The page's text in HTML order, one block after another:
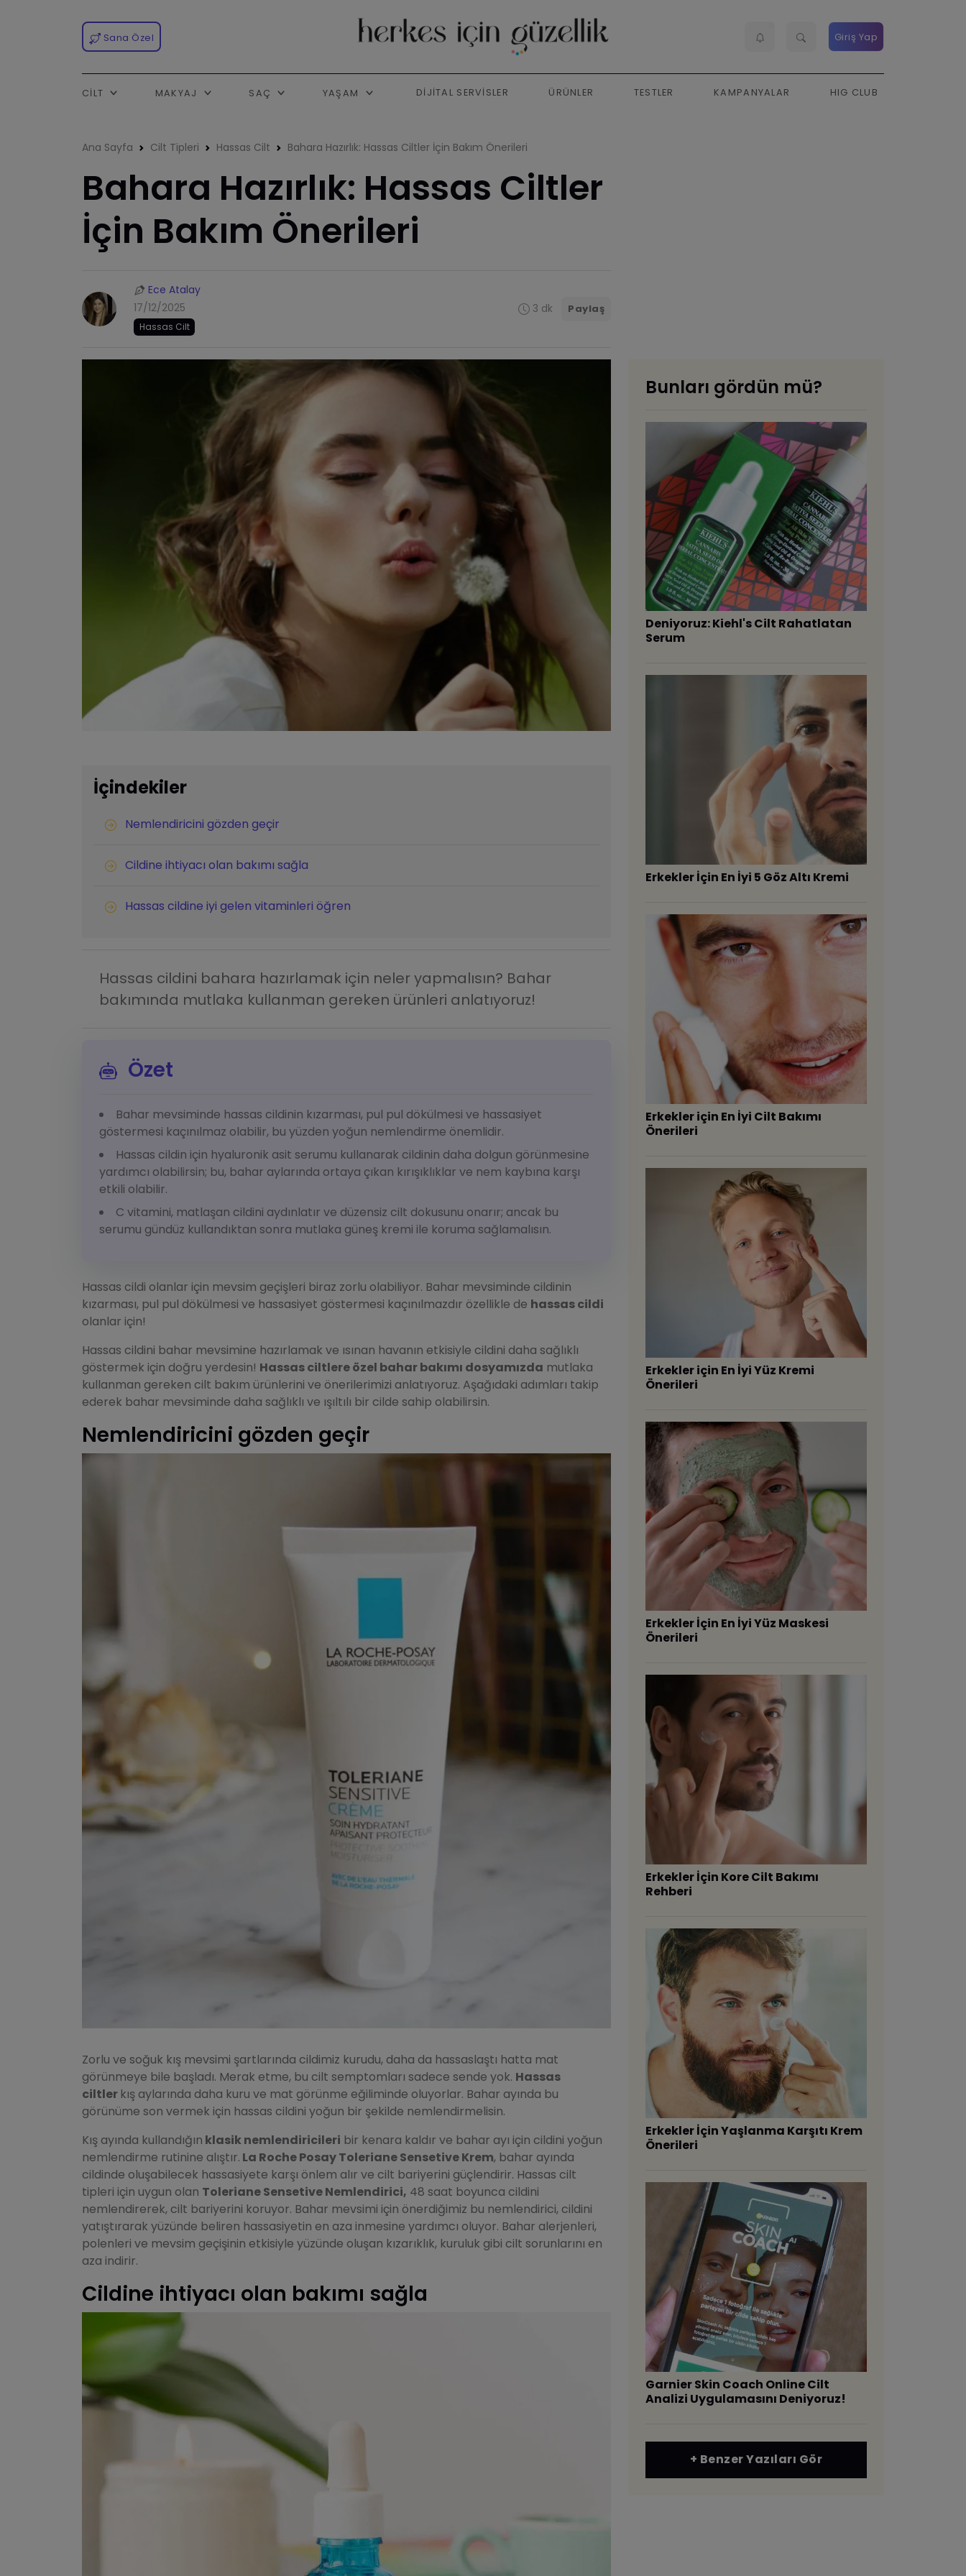
Sana Özel Giriş Yap
CILT MAKYAJ SAÇ YAŞAM DIJITAL SERVISLER ÜRÜNLER TESTLER KAMPANYALAR HIG CLUB
Ana Sayfa Cilt Tipleri Hassas Cilt Bahara Hazırlık: Hassas Ciltler İçin Bakım Önerileri
Bahara Hazırlık: Hassas Ciltler
İçin Bakım Önerileri
Ece Atalay
17/12/2025
Hassas Cilt
3 dk Paylaş
İçindekiler
Nemlendiricini gözden geçir
Cildine ihtiyacı olan bakımı sağla
Hassas cildine iyi gelen vitaminleri öğren
Hassas cildini bahara hazırlamak için neler yapmalısın? Bahar
bakımında mutlaka kullanman gereken ürünleri anlatıyoruz!
Özet
Bahar mevsiminde hassas cildinin kızarması, pul pul dökülmesi ve hassasiyet
göstermesi kaçınılmaz olabilir, bu yüzden yoğun nemlendirme önemlidir.
Hassas cildin için hyaluronik asit serumu kullanarak cildinin daha dolgun görünmesine
yardımcı olabilirsin; bu, bahar aylarında ortaya çıkan kırışıklıklar ve nem kaybına karşı
etkili olabilir.
C vitamini, matlaşan cildini aydınlatır ve düzensiz cilt dokusunu onarır; ancak bu
serumu gündüz kullandıktan sonra mutlaka güneş kremi ile koruma sağlamalısın.
Hassas cildi olanlar için mevsim geçişleri biraz zorlu olabiliyor. Bahar mevsiminde cildinin
kızarması, pul pul dökülmesi ve hassasiyet göstermesi kaçınılmazdır özellikle de hassas cildi
olanlar için!
Hassas cildini bahar mevsimine hazırlamak ve ısınan havanın etkisiyle cildini daha sağlıklı
göstermek için doğru yerdesin! Hassas ciltlere özel bahar bakımı dosyamızda mutlaka
kullanman gereken cilt bakım ürünlerini ve önerilerimizi anlatıyoruz. Aşağıdaki adımları takip
ederek bahar mevsiminde daha sağlıklı ve ışıltılı bir cilde sahip olabilirsin.
Nemlendiricini gözden geçir
Zorlu ve soğuk kış mevsimi şartlarında cildimiz kurudu, daha da hassaslaştı hatta mat
görünmeye bile başladı. Merak etme, bu cilt semptomları sadece sende yok. Hassas
ciltler kış aylarında daha kuru ve mat görünme eğiliminde oluyorlar. Bahar ayında bu
görünüme son vermek için hassas cildini yoğun bir şekilde nemlendirmelisin.
Kış ayında kullandığın klasik nemlendiricileri bir kenara kaldır ve bahar ayı için cildini yoğun
nemlendirme rutinine alıştır. La Roche Posay Toleriane Sensetive Krem, bahar ayında
cildinde oluşabilecek hassasiyete karşı önlem alır ve cilt bariyerini güçlendirir. Hassas cilt
tipleri için uygun olan Toleriane Sensetive Nemlendirici, 48 saat boyunca cildini
nemlendirerek, cilt bariyerini koruyor. Bahar mevsimi için önerdiğimiz bu nemlendirici, cildini
yatıştırarak yüzünde beliren hassasiyetin en aza inmesine yardımcı oluyor. Bahar alerjenleri,
polenleri ve mevsim geçişinin etkisiyle yüzünde oluşan kızarıklık, kuruluk gibi cilt sorunlarını en
aza indirir.
Cildine ihtiyacı olan bakımı sağla
Bunları gördün mü?
Deniyoruz: Kiehl's Cilt Rahatlatan
Serum
Erkekler İçin En İyi 5 Göz Altı Kremi
Erkekler için En İyi Cilt Bakımı
Önerileri
Erkekler için En İyi Yüz Kremi
Önerileri
Erkekler İçin En İyi Yüz Maskesi
Önerileri
Erkekler İçin Kore Cilt Bakımı
Rehberi
Erkekler İçin Yaşlanma Karşıtı Krem
Önerileri
Garnier Skin Coach Online Cilt
Analizi Uygulamasını Deniyoruz!
+ Benzer Yazıları Gör